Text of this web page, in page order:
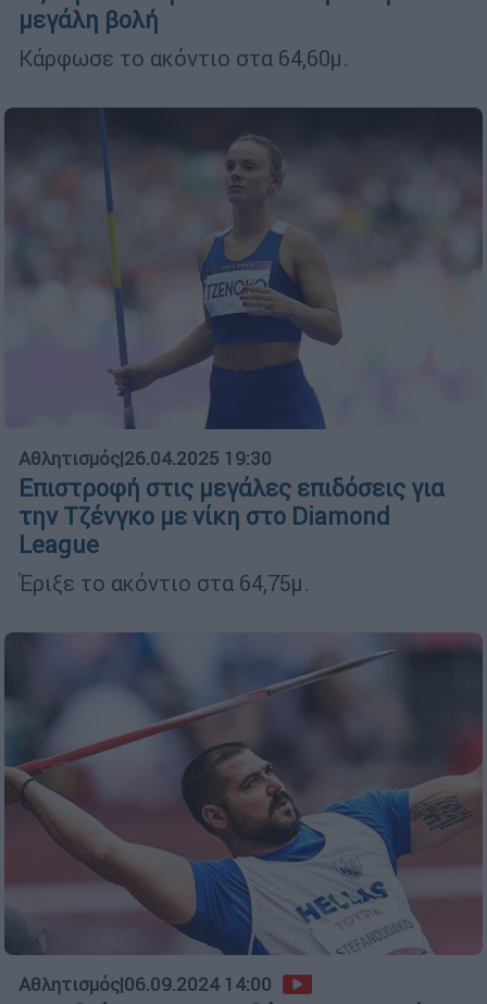
μεγάλη βολή
Κάρφωσε το ακόντιο στα 64,60μ.
Αθλητισμός|26.04.2025 19:30
Επιστροφή στις μεγάλες επιδόσεις για
την Τζένγκο με νίκη στο Diamond
League
Έριξε το ακόντιο στα 64,75μ.
Αθλητισμός|06.09.2024 14:00